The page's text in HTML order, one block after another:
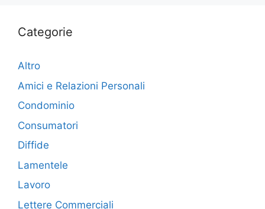
Categorie
Altro
Amici e Relazioni Personali
Condominio
Consumatori
Diffide
Lamentele
Lavoro
Lettere Commerciali